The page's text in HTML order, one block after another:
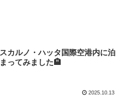
スカルノ・ハッタ国際空港内に泊
まってみました🏨
2025.10.13